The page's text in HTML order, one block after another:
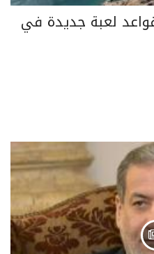
لعبة جديدة في